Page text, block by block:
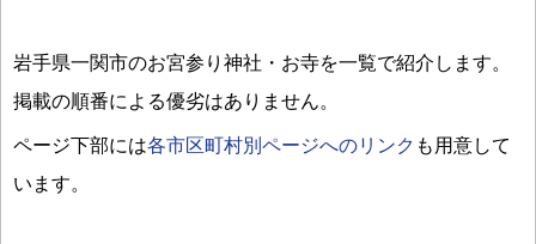
岩手県一関市のお宮参り神社・お寺を一覧で紹介します。
掲載の順番による優劣はありません。
ページ下部には各市区町村別ページへのリンク も用意して
います。